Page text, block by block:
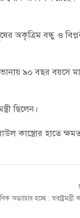
অকৃত্রিম বন্ধু ও
৯০ বছর বয়সে
ছিলেন।
কাস্ত্রোর হাতে
অত্যাচার হচ্ছে : স্বরাষ্ট্রমন্ত্রী